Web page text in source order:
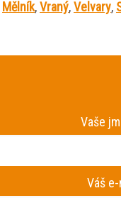
Mělník,Vraný,Velvary,
Vaše
Váš e-